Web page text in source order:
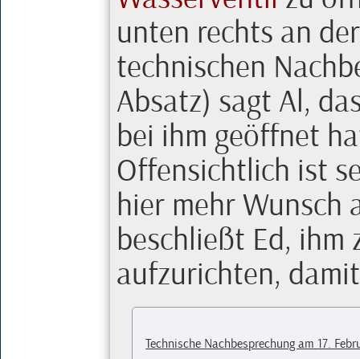
unten rechts an
technischen
Absatz) sagt Al,
bei ihm geöffnet
Offensichtlich ist
hier mehr Wunsch
beschließt Ed, ihm
aufzurichten,
Technische Nachbesprechung am 17.